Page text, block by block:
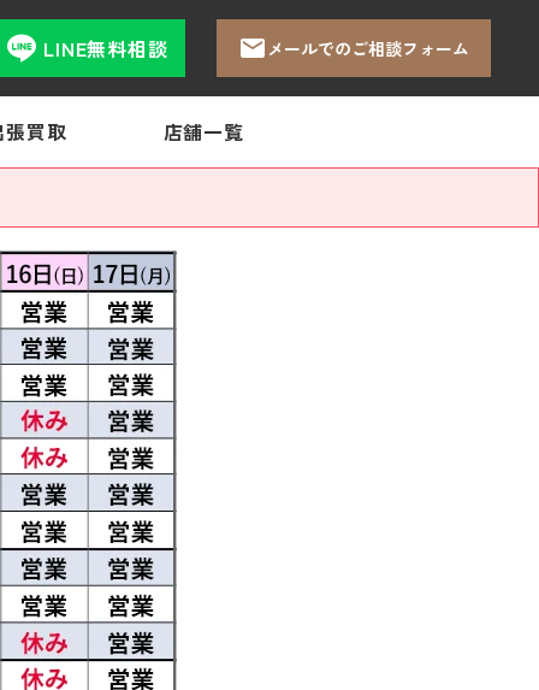
LINE無料相談 メールでのご相談フォーム
張買取 店舗一覧